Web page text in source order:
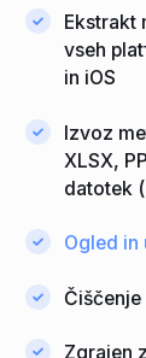
Ekstrakt
vseh
in iOS
Izvoz
XLSX,
datotek
Ogled in
Čiščenje
Zgrajen z